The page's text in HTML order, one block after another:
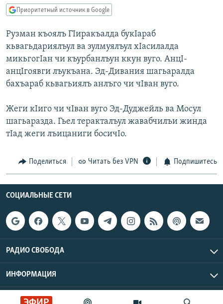
главной
навигации
Вернутся
поиску
IDEL.РЕАЛИИ
КАВКАЗ.РЕАЛИИ
СЕВЕР.РЕАЛИИ
СИБИРЬ.РЕАЛИИ
РАСПИСАНИЕ ВЕЩАНИЯ
ПОДПИШИТЕСЬ НА РАССЫЛКУ
СОЦИАЛЬНЫЕ СЕТИ
Все сайты РСЕ/РС
Приоритетный источник в Google
Рузман къоялъ ГIиракъалда букIараб
кьвагьдариялъул ва зулмуялъул хIасилалда
микьгогIан чи къурбанлъун ккун вуго. АнцI-
анцIгоявги лъукъана. Эд-Дивания шагьаралда
бахъараб кьвагьиялъ анлъго чи чIван вуго.
Жеги кIиго чи чIван вуго Эд-Дуджейль ва Мосул
шагьаразда. Гьел теракталъул жавабчилъи жинда
тIад жеги лъицаниги босичIо.
Поделиться Читать без VPN Подпишитесь
СОЦИАЛЬНЫЕ СЕТИ
РАДИО СВОБОДА
ИНФОРМАЦИЯ
Радио Свобода © 2026 RFE/RL, Inc. | Все права защищены.